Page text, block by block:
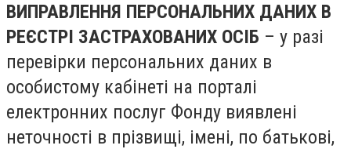
ВИПРАВЛЕННЯ ПЕРСОНАЛЬНИХ ДАНИХ В
РЕЄСТРІ ЗАСТРАХОВАНИХ ОСІБ – у разі
перевірки персональних даних в
особистому кабінеті на порталі
електронних послуг Фонду виявлені
неточності в прізвищі, імені, по батькові,